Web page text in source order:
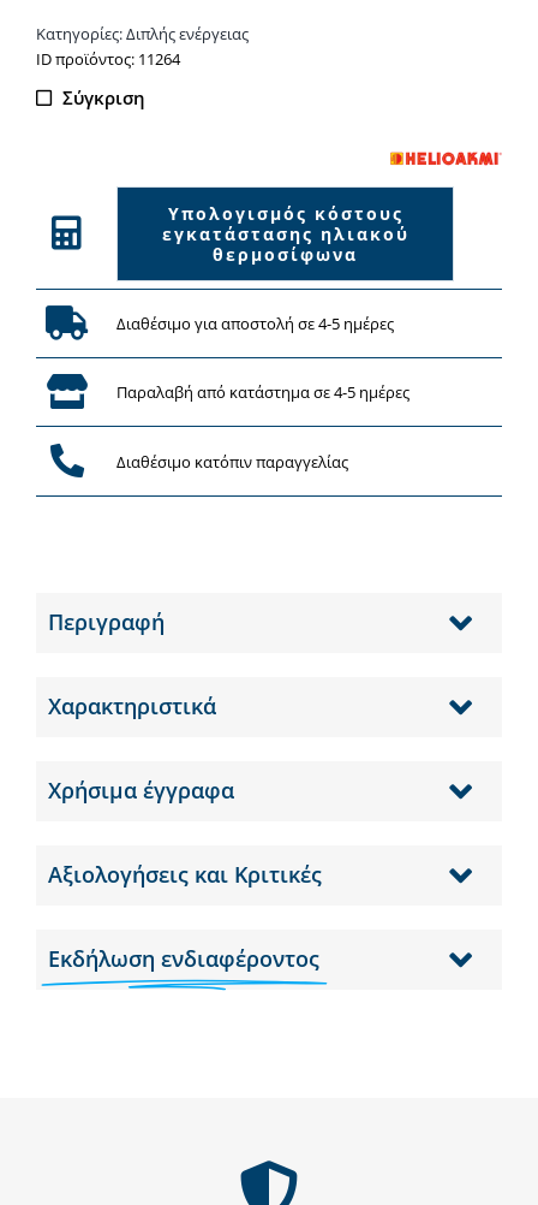
300Ex5,24m²
Ηλιακός
Θερμοσίφωνας
ποσότητα
Κατηγορίες:Διπλής ενέργειας
ΙD προϊόντος: 11264
Σύγκριση
Υπολογισμός κόστους
εγκατάστασης ηλιακού
θερμοσίφωνα
Διαθέσιμο για αποστολή σε 4-5 ημέρες
Παραλαβή από κατάστημα σε 4-5 ημέρες
Διαθέσιμο κατόπιν παραγγελίας
Περιγραφή
Χαρακτηριστικά
Χρήσιμα έγγραφα
Αξιολογήσεις και Κριτικές
Εκδήλωση ενδιαφέροντος